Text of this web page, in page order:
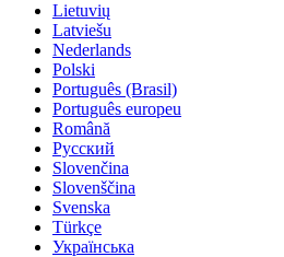
Lietuvių
Latviešu
Nederlands
Polski
Português (Brasil)
Português europeu
Română
Русский
Slovenčina
Slovenščina
Svenska
Türkçe
Українська